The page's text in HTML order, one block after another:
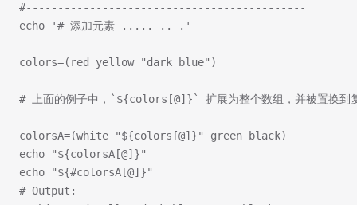
#--------------------------------------------
echo '# 添加元素 ..... .. .'
colors=(red yellow "dark blue")
# 上面的例子中，`${colors[@]}` 扩展为整个数组，并被置换到
colorsA=(white "${colors[@]}" green black)
echo "${colorsA[@]}"
echo "${#colorsA[@]}"
# Output: